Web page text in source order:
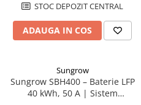
STOC DEPOZIT CENTRAL
ADAUGA IN COS
Sungrow
Sungrow SBH400 – Baterie LFP
40 kWh, 50 A | Sistem